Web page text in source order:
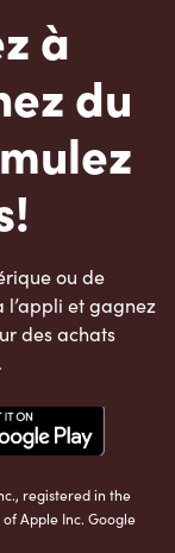
à
du
ou de
l’appli et gagnez
des achats
registered in the
Apple Inc. Google